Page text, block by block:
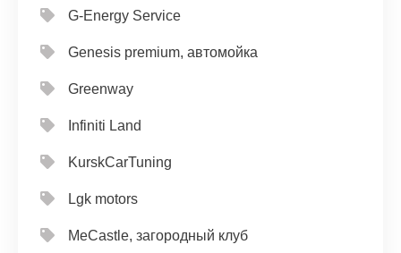
G-Energy Service
Genesis premium, автомойка
Greenway
Infiniti Land
KurskCarTuning
Lgk motors
MeCastle, загородный клуб